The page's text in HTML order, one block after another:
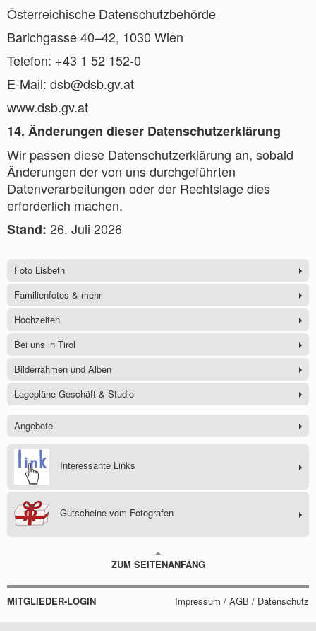
Österreichische Datenschutzbehörde
Barichgasse 40–42, 1030 Wien
Telefon: +43 1 52 152-0
E-Mail: dsb@dsb.gv.at
www.dsb.gv.at
14. Änderungen dieser Datenschutzerklärung
Wir passen diese Datenschutzerklärung an, sobald
Änderungen der von uns durchgeführten
Datenverarbeitungen oder der Rechtslage dies
erforderlich machen.
Stand: 26. Juli 2026
Foto Lisbeth
Familienfotos & mehr
Hochzeiten
Bei uns in Tirol
Bilderrahmen und Alben
Lagepläne Geschäft & Studio
Angebote
Interessante Links
Gutscheine vom Fotografen
ZUM SEITENANFANG
MITGLIEDER-LOGIN Impressum / AGB / Datenschutz